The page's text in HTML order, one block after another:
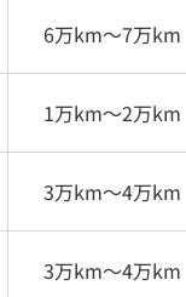
6万km〜7万km
1万km〜2万km
3万km〜4万km
3万km〜4万km